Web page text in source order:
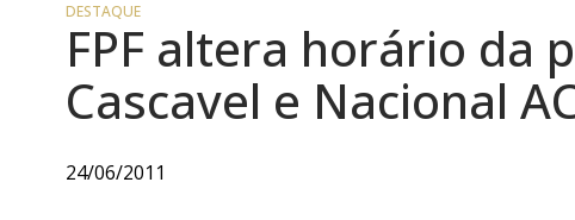
DESTAQUE
FPF altera horário da
Cascavel e Nacional
24/06/2011